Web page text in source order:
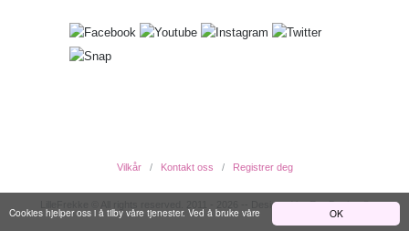
OK
Cookies hjelper oss i å tilby våre tjenester. Ved å bruke våre
Vilkår Kontakt oss Registrer deg
LilleFrekke © All rights reserved. 2011 - 2026 -- Designed by EwcDesign ®